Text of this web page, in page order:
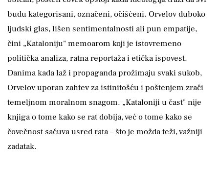
budu kategorisani, označeni, očišćeni. Orvelov duboko
ljudski glas, lišen sentimentalnosti ali pun empatije,
čini „Kataloniju" memoarom koji je istovremeno
politička analiza, ratna reportaža i etička ispovest.
Danima kada laž i propaganda prožimaju svaki sukob,
Orvelov uporan zahtev za istinitošću i poštenjem zrači
temeljnom moralnom snagom. „Kataloniji u čast" nije
knjiga o tome kako se rat dobija, već o tome kako se
čovečnost sačuva usred rata – što je možda teži, važniji
zadatak.